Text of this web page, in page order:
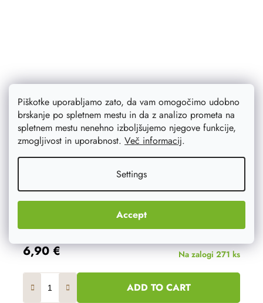
Piškotke uporabljamo zato, da vam omogočimo udobno
brskanje po spletnem mestu in da z analizo prometa na
spletnem mestu nenehno izboljšujemo njegove funkcije,
zmogljivost in uporabnost. Več informacij.
Settings
Accept
6,90 €
Na zalogi 271 ks
ADD TO CART